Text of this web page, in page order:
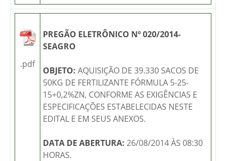
.pdf
PREGÃO ELETRÔNICO Nº 020/2014-
SEAGRO
OBJETO: AQUISIÇÃO DE 39.330 SACOS DE
50KG DE FERTILIZANTE FÓRMULA 5-25-
15+0,2%ZN, CONFORME AS EXIGÊNCIAS E
ESPECIFICAÇÕES ESTABELECIDAS NESTE
EDITAL E EM SEUS ANEXOS.
DATA DE ABERTURA: 26/08/2014 ÀS 08:30
HORAS.